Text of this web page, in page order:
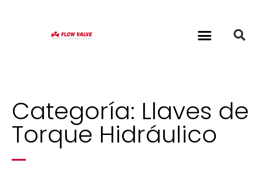
Categoría: Llaves de
Torque Hidráulico